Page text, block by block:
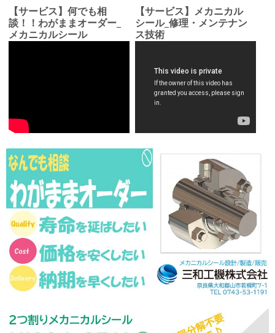
【サービス】何でも相
談！！わがままオーダー_
メカニカルシール
【サービス】メカニカル
シール_修理・メンテナン
ス技術